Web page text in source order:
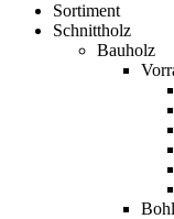
Sortiment
Schnittholz
Bauholz